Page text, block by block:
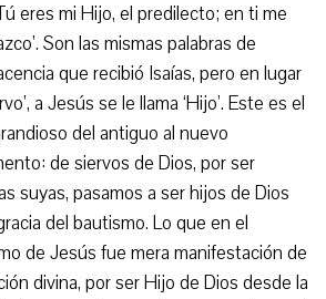
eres mi Hijo, el predilecto; en ti me
Son las mismas palabras de
que recibió Isaías, pero en lugar
a Jesús se le llama ‘Hijo’. Este es el
del antiguo al nuevo
de siervos de Dios, por ser
suyas, pasamos a ser hijos de Dios
del bautismo. Lo que en el
de Jesús fue mera manifestación de
divina, por ser Hijo de Dios desde la